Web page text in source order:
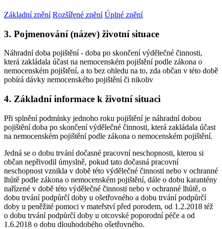
Základní znění Rozšířené znění Úplné znění
3. Pojmenování (název) životní situace
Náhradní doba pojištění - doba po skončení výdělečné činnosti,
která zakládala účast na nemocenském pojištění podle zákona o
nemocenském pojištění, a to bez ohledu na to, zda občan v této době
pobírá dávky nemocenského pojištění či nikoliv
4. Základní informace k životní situaci
Při splnění podmínky jednoho roku pojištění je náhradní dobou
pojištění doba po skončení výdělečné činnosti, která zakládala účast
na nemocenském pojištění podle zákona o nemocenském pojištění.
Jedná se o dobu trvání dočasné pracovní neschopnosti, kterou si
občan nepřivodil úmyslně, pokud tato dočasná pracovní
neschopnost vznikla v době této výdělečné činnosti nebo v ochranné
lhůtě podle zákona o nemocenském pojištění, dále o dobu karantény
nařízené v době této výdělečné činnosti nebo v ochranné lhůtě, o
dobu trvání podpůrčí doby u ošetřovného a dobu trvání podpůrčí
doby u peněžité pomoci v mateřství před porodem, od 1.2.2018 též
o dobu trvání podpůrčí doby u otcovské poporodní péče a od
1.6.2018 o dobu dlouhodobého ošetřovného.